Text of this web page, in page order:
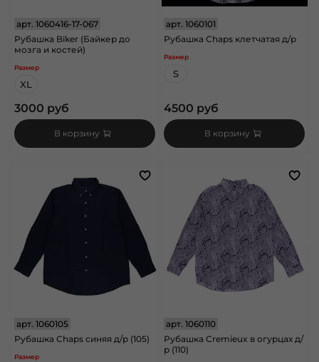
арт. 1060416-17-067
Рубашка Biker (Байкер до
мозга и костей)
Размер
XL
3000 руб
В корзину
арт.1060101
Рубашка Chaps клетчатая д/р
Размер
S
4500 руб
В корзину
арт. 1060105
Рубашка Chaps синяя д/р (105)
Размер
арт.1060110
Рубашка Cremieux в огурцах д/
р (110)